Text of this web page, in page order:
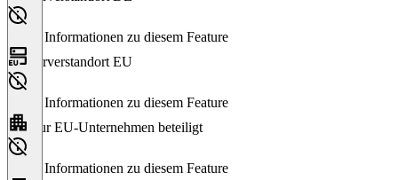
Keine Informationen zu diesem Feature
Serverstandort EU
Keine Informationen zu diesem Feature
Nur EU-Unternehmen beteiligt
Keine Informationen zu diesem Feature